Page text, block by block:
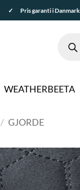
✓ Pris garanti i Danmark
search
WEATHERBEETA
/ GJORDE